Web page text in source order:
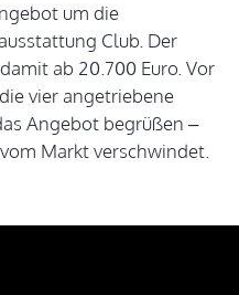
um die
Club. Der
ab 20.700 Euro. Vor
vier angetriebene
Angebot begrüßen –
Markt verschwindet.